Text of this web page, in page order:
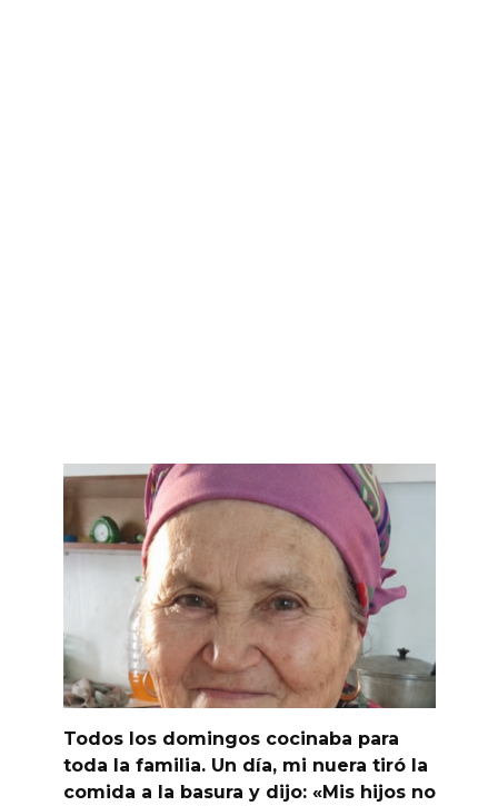
Todos los domingos cocinaba para
toda la familia. Un día, mi nuera tiró la
comida a la basura y dijo: «Mis hijos no